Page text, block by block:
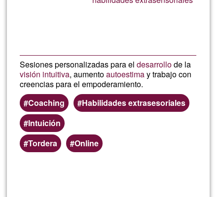
Sesiones personalizadas para eldesarrollode la
visión intuitiva, aumentoautoestimay trabajo con
creencias para el empoderamiento.
Coaching
Habilidades extrasesoriales
Intuición
Tordera
Online